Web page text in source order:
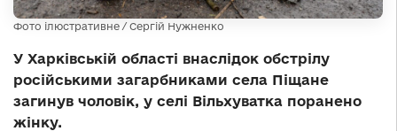
Фото ілюстративне / Сергій Нужненко
У Харківській області внаслідок обстрілу
російськими загарбниками села Піщане
загинув чоловік, у селі Вільхуватка поранено
жінку.